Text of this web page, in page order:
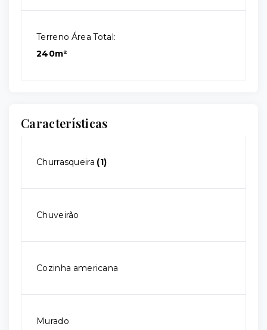
Terreno Área Total:
240m²
Características
Churrasqueira (1)
Chuveirão
Cozinha americana
Murado